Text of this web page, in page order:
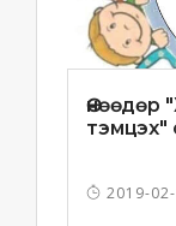
Өнөөдөр
тэмцэх"
2019-